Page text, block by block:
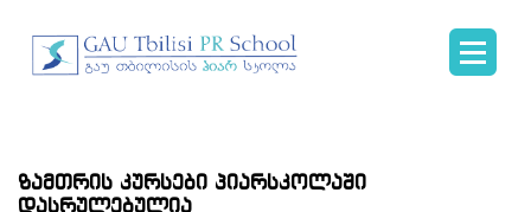
ზამთრის კურსები პიარსკოლაში
დასრულებულია